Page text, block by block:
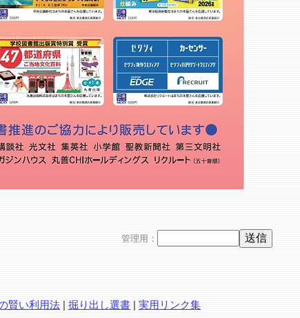
管理用：
賢い利用法 | 掘り出し選書 | 実用リンク集